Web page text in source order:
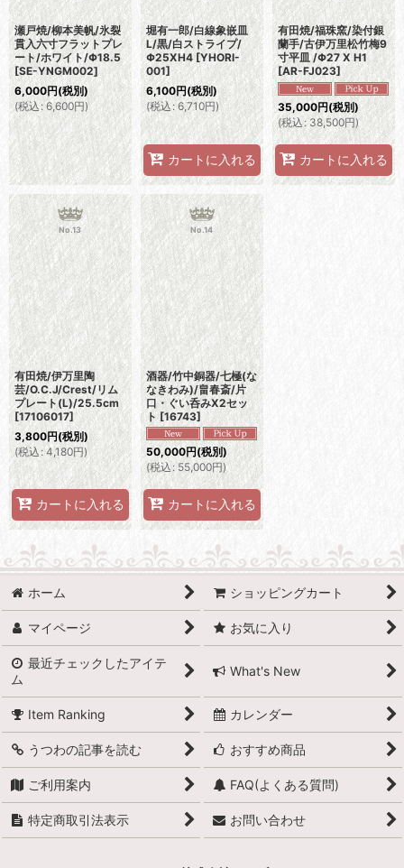
瀬戸焼/柳本美帆/氷裂
貫入六寸フラットプレ
ート/ホワイト/Φ18.5
[SE-YNGM002]
6,000円(税別)
(税込 : 6,600円)
堀有一郎/白線象嵌皿
L/黒/白ストライプ/
Φ25XH4 [YHORI-
001]
6,100円(税別)
(税込: 6,710円)
カートに入れる
有田焼/福珠窯/染付銀
蘭手/古伊万里松竹梅9
寸平皿 /Φ27 X H1
[AR-FJ023]
35,000円(税別)
(税込 : 38,500円)
カートに入れる
No.13
有田焼/伊万里陶
芸/O.C.J/Crest/リム
プレート(L)/25.5cm
[17106017]
3,800円(税別)
(税込 : 4,180円)
カートに入れる
No.14
酒器/竹中銅器/七極(な
なきわみ)/畠春斎/片
口・ぐい呑みX2セッ
ト [16743]
50,000円(税別)
(税込 : 55,000円)
カートに入れる
ホーム ショッピングカート
マイページ お気に入り
最近チェックしたアイテ
ム
What's New
Item Ranking カレンダー
うつわの記事を読む おすすめ商品
ご利用案内 FAQ(よくある質問)
特定商取引法表示 お問い合わせ